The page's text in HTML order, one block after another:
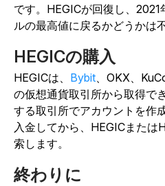
です。HEGICが回復し、
ルの最高値に戻るかどうかは
HEGICの購入
HEGICは、 Bybit、OKX、
の仮想通貨取引所から取得で
する取引所でアカウントを作
入金してから、HEGICまたは
索します。
終わりに